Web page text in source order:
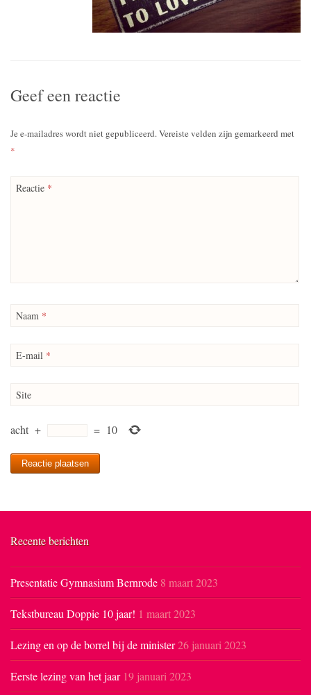
Geef een reactie
Je e-mailadres wordt niet gepubliceerd.Vereiste velden zijn gemarkeerd met
*
Reactie *
Naam *
E-mail *
Site
acht + = 10
Recente berichten
Presentatie Gymnasium Bernrode 8 maart 2023
Tekstbureau Doppie 10 jaar! 1 maart 2023
Lezing en op de borrel bij de minister26 januari 2023
Eerste lezing van het jaar 19 januari 2023